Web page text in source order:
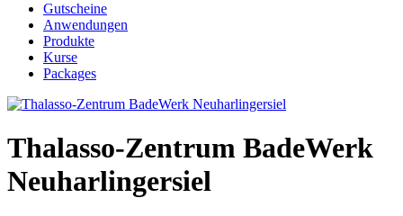
Gutscheine
Anwendungen
Produkte
Kurse
Packages
Thalasso-Zentrum BadeWerk
Neuharlingersiel